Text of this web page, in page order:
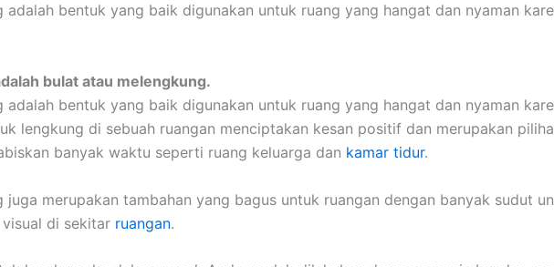
adalah bentuk yang baik digunakan untuk ruang yang hangat dan nyaman
bulat atau melengkung.
adalah bentuk yang baik digunakan untuk ruang yang hangat dan nyaman
lengkung di sebuah ruangan menciptakan kesan positif dan merupakan
banyak waktu seperti ruang keluarga dan kamar tidur.
juga merupakan tambahan yang bagus untuk ruangan dengan banyak sudut
di sekitar ruangan.